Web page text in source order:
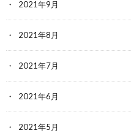
2021年9月
2021年8月
2021年7月
2021年6月
2021年5月